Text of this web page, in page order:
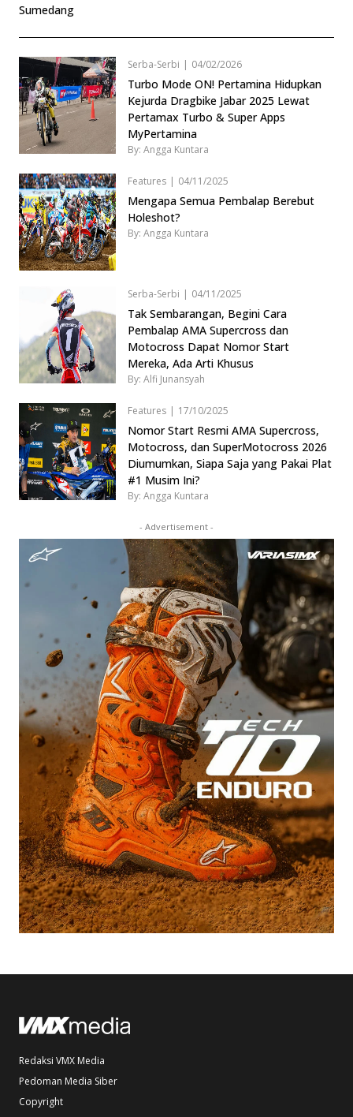
Sumedang
Serba-Serbi | 04/02/2026
Turbo Mode ON! Pertamina Hidupkan
Kejurda Dragbike Jabar 2025 Lewat
Pertamax Turbo & Super Apps
MyPertamina
By: Angga Kuntara
Features | 04/11/2025
Mengapa Semua Pembalap Berebut
Holeshot?
By: Angga Kuntara
Serba-Serbi | 04/11/2025
Tak Sembarangan, Begini Cara
Pembalap AMA Supercross dan
Motocross Dapat Nomor Start
Mereka, Ada Arti Khusus
By: Alfi Junansyah
Features | 17/10/2025
Nomor Start Resmi AMA Supercross,
Motocross, dan SuperMotocross 2026
Diumumkan, Siapa Saja yang Pakai Plat
#1 Musim Ini?
By: Angga Kuntara
- Advertisement -
Redaksi VMX Media
Pedoman Media Siber
Copyright